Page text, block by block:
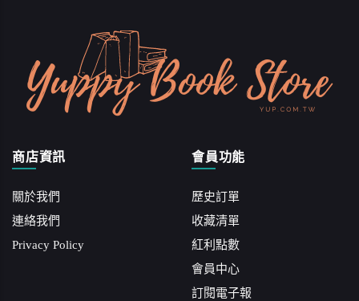
商店資訊
關於我們
連絡我們
Privacy Policy
會員功能
歷史訂單
收藏清單
紅利點數
會員中心
訂閱電子報